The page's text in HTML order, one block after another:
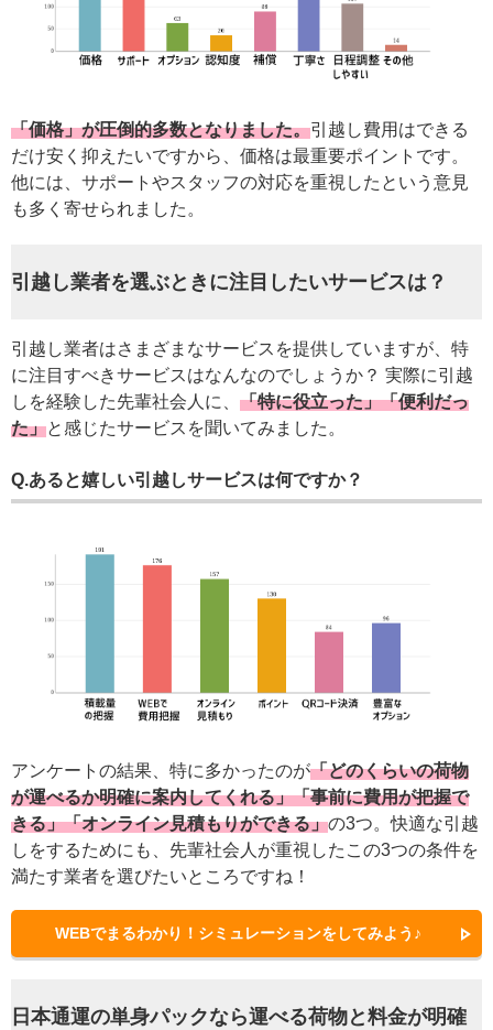
「価格」が圧倒的多数となりました。引越し費用はできる
だけ安く抑えたいですから、価格は最重要ポイントです。
他には、サポートやスタッフの対応を重視したという意見
も多く寄せられました。
引越し業者を選ぶときに注目したいサービスは？
引越し業者はさまざまなサービスを提供していますが、特
に注目すべきサービスはなんなのでしょうか？ 実際に引越
しを経験した先輩社会人に、 「特に役立った」「便利だっ
た」と感じたサービスを聞いてみました。
Q.あると嬉しい引越しサービスは何ですか？
アンケートの結果、特に多かったのが「どのくらいの荷物
が運べるか明確に案内してくれる」「事前に費用が把握で
きる」「オンライン見積もりができる」の3つ。快適な引越
しをするためにも、先輩社会人が重視したこの3つの条件を
満たす業者を選びたいところですね！
WEBでまるわかり！シミュレーションをしてみよう♪
日本通運の単身パックなら運べる荷物と料金が明確